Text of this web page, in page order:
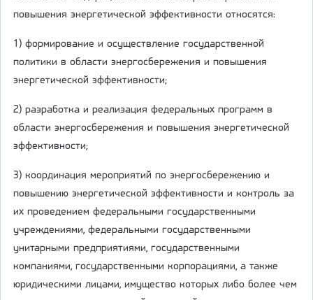
повышения энергетической эффективности относятся:
1) формирование и осуществление государственной
политики в области энергосбережения и повышения
энергетической эффективности;
2) разработка и реализация федеральных программ в
области энергосбережения и повышения энергетической
эффективности;
3) координация мероприятий по энергосбережению и
повышению энергетической эффективности и контроль за
их проведением федеральными государственными
учреждениями, федеральными государственными
унитарными предприятиями, государственными
компаниями, государственными корпорациями, а также
юридическими лицами, имущество которых либо более чем